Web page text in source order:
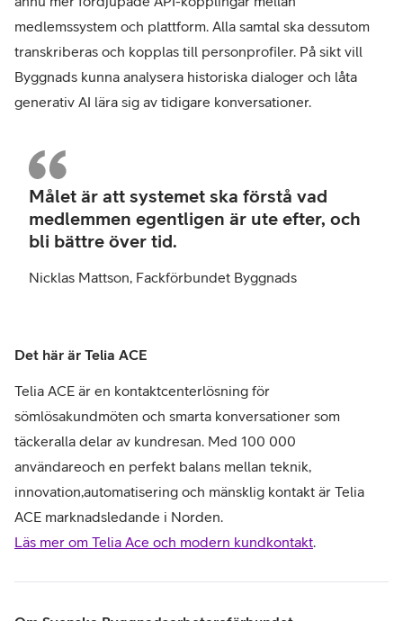
medlemssystem och plattform. Alla samtal ska dessutom
transkriberas och kopplas till personprofiler. På sikt vill
Byggnads kunna analysera historiska dialoger och låta
generativ AI lära sig av tidigare konversationer.
Målet är att systemet ska förstå vad
medlemmen egentligen är ute efter, och
bli bättre över tid.
Nicklas Mattson, Fackförbundet Byggnads
Det här är Telia ACE
Telia ACE är en kontaktcenterlösning för
sömlösakundmöten och smarta konversationer som
täckeralla delar av kundresan. Med 100 000
användareoch en perfekt balans mellan teknik,
innovation,automatisering och mänsklig kontakt är Telia
ACE marknadsledande i Norden.
Läs mer om Telia Ace och modern kundkontakt